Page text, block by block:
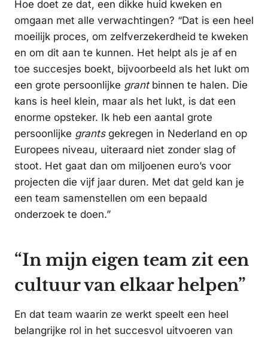
Hoe doet ze dat, een dikke huid kweken en
omgaan met alle verwachtingen? “Dat is een heel
moeilijk proces, om zelfverzekerdheid te kweken
en om dit aan te kunnen. Het helpt als je af en
toe succesjes boekt, bijvoorbeeld als het lukt om
een grote persoonlijke grantbinnen te halen. Die
kans is heel klein, maar als het lukt, is dat een
enorme opsteker. Ik heb een aantal grote
persoonlijke grantsgekregen in Nederland en op
Europees niveau, uiteraard niet zonder slag of
stoot. Het gaat dan om miljoenen euro’s voor
projecten die vijf jaar duren. Met dat geld kan je
een team samenstellen om een bepaald
onderzoek te doen.”
“In mijn eigen team zit een
cultuur van elkaar helpen”
En dat team waarin ze werkt speelt een heel
belangrijke rol in het succesvol uitvoeren van